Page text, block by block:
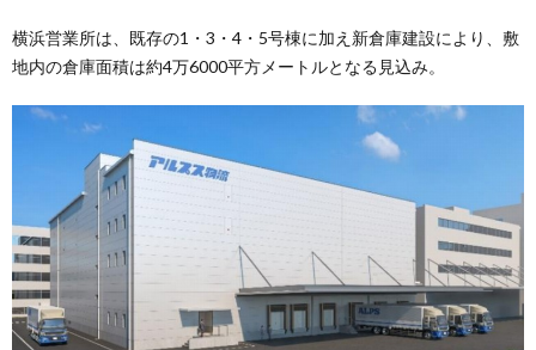
横浜営業所は、既存の1・3・4・5号棟に加え新倉庫建設により、敷
地内の倉庫面積は約4万6000平方メートルとなる見込み。